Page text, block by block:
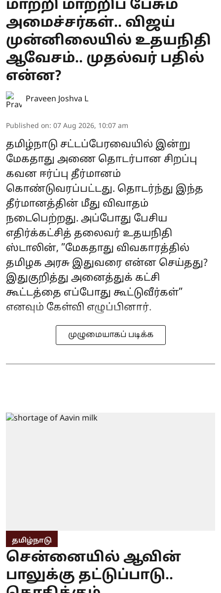
மாற்றி மாற்றிப் பேசும்
அமைச்சர்கள்.. விஜய்
முன்னிலையில் உதயநிதி
ஆவேசம்.. முதல்வர் பதில்
என்ன?
Praveen Joshva L
Published on: 07 Aug 2026, 10:07 am
தமிழ்நாடு சட்டப்பேரவையில் இன்று
மேகதாது அணை தொடர்பான சிறப்பு
கவன ஈர்ப்பு தீர்மானம்
கொண்டுவரப்பட்டது. தொடர்ந்து இந்த
தீர்மானத்தின் மீது விவாதம்
நடைபெற்றது. அப்போது பேசிய
எதிர்க்கட்சித் தலைவர் உதயநிதி
ஸ்டாலின், ”மேகதாது விவகாரத்தில்
தமிழக அரசு இதுவரை என்ன செய்தது?
இதுகுறித்து அனைத்துக் கட்சி
கூட்டத்தை எப்போது கூட்டுவீர்கள்”
எனவும் கேள்வி எழுப்பினார்.
முழுமையாகப் படிக்க
தமிழ்நாடு
சென்னையில் ஆவின்
பாலுக்கு தட்டுப்பாடு..